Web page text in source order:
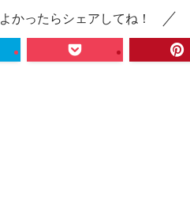
よかったらシェアしてね！